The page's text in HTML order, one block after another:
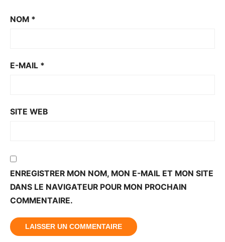
NOM *
E-MAIL *
SITE WEB
ENREGISTRER MON NOM, MON E-MAIL ET MON SITE
DANS LE NAVIGATEUR POUR MON PROCHAIN
COMMENTAIRE.